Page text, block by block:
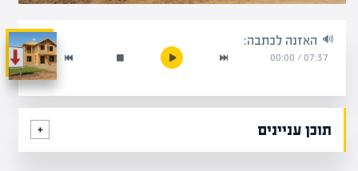
האזנה לכתבה:
07:37
/
00:00
תוכן עניינים